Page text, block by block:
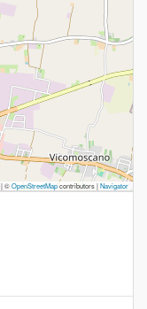
|©OpenStreetMapcontributors |Navigator